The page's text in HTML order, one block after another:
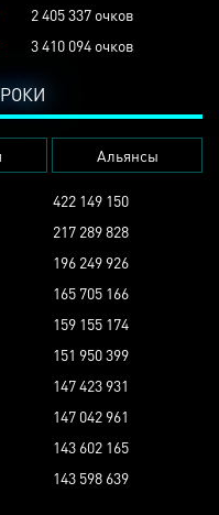
2 405 337 очков
3 410 094 очков
Альянсы
422 149 150
217 289 828
196 249 926
165 705 166
159 155 174
151 950 399
147 423 931
147 042 961
143 602 165
143 598 639